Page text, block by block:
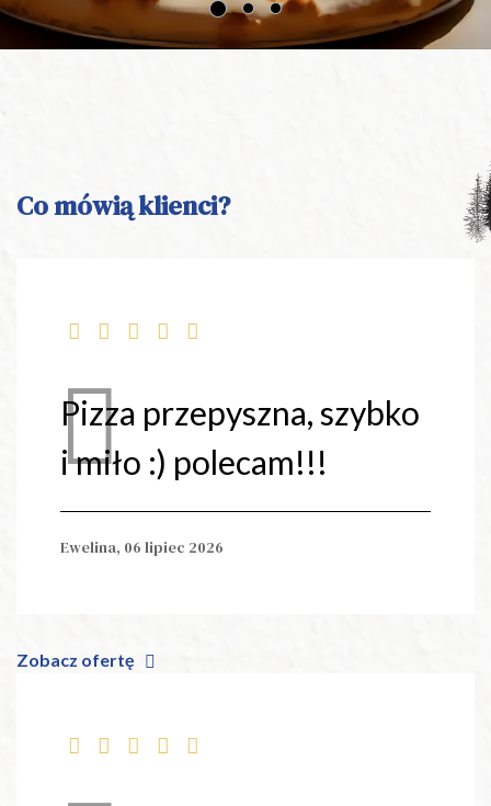
Co mówią klienci?
Pizza przepyszna, szybko
i miło :) polecam!!!
Ewelina, 06 lipiec 2026
Zobacz ofertę